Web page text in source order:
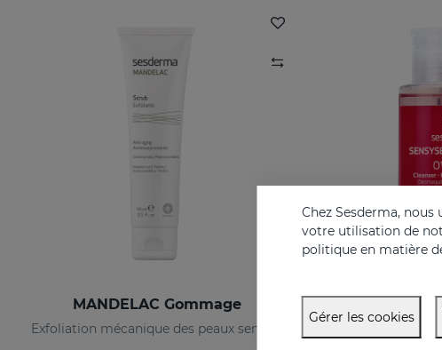
MANDELAC Gommage
Chez Sesderma,
votre utilisation de
politique en matière
Gérer les cookies